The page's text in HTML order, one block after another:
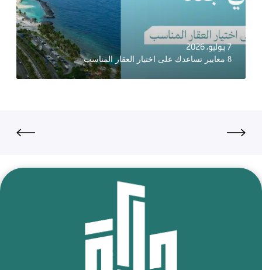
7 يوليو، 2026
8 معايير تساعدك على اختيار العقار المناسب